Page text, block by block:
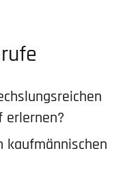
erlernen?
kaufmän­ni­schen